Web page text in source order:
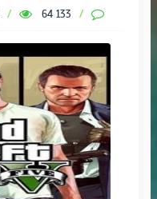
/ 64 133 /